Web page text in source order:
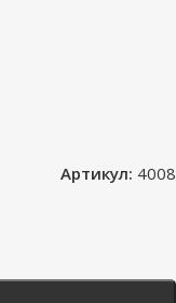
Артикул: 4008